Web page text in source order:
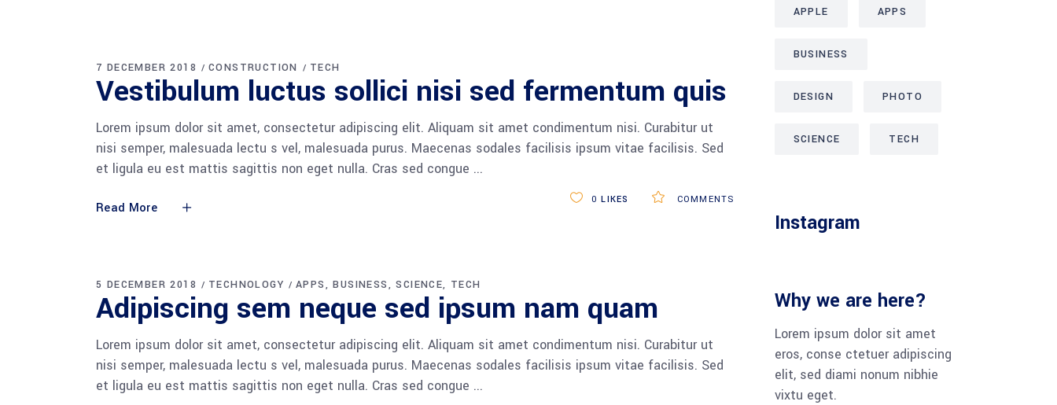
7 DECEMBER 2018 CONSTRUCTION TECH
Vestibulum luctus sollici nisi sed fermentum quis
Lorem ipsum dolor sit amet, consectetur adipiscing elit. Aliquam sit amet condimentum nisi. Curabitur ut
nisi semper, malesuada lectu s vel, malesuada purus. Maecenas sodales facilisis ipsum vitae facilisis. Sed
et ligula eu est mattis sagittis non eget nulla. Cras sed congue
Read More
COMMENTS
0 LIKES
5 DECEMBER 2018 TECHNOLOGY APPS BUSINESS SCIENCE TECH
Adipiscing sem neque sed ipsum nam quam
Lorem ipsum dolor sit amet, consectetur adipiscing elit. Aliquam sit amet condimentum nisi. Curabitur ut
nisi semper, malesuada lectu s vel, malesuada purus. Maecenas sodales facilisis ipsum vitae facilisis. Sed
et ligula eu est mattis sagittis non eget nulla. Cras sed congue
APPLE APPS
BUSINESS
DESIGN PHOTO
SCIENCE TECH
Instagram
Why we are here?
Lorem ipsum dolor sit amet
eros, conse ctetuer adipiscing
elit, sed diami nonum nibhie
vixtu eget.